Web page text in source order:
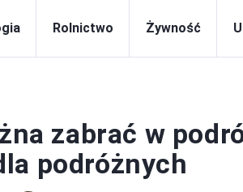
Rolnictwo Żywność
zabrać w
podróżnych